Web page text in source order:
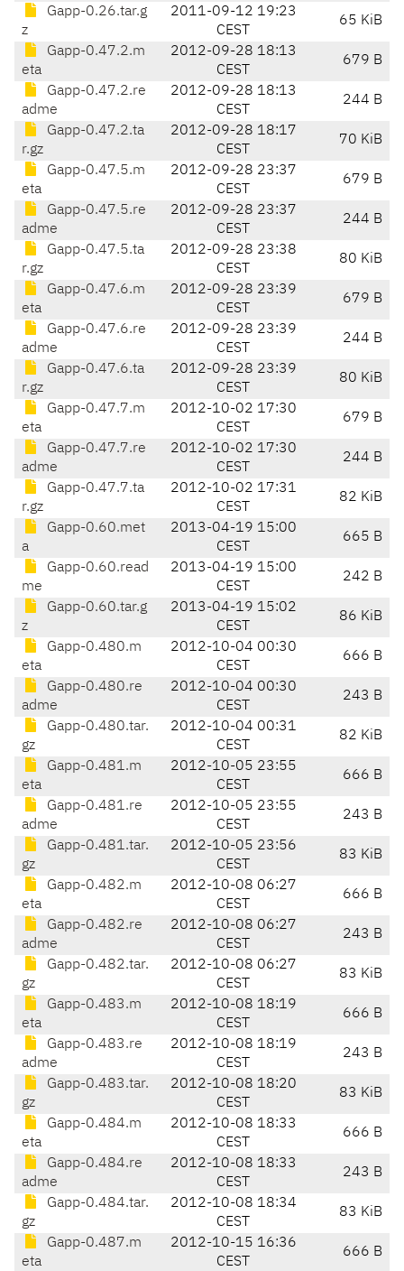
Gapp-0.26.tar.g
z
2011-09-12 19:23
CEST
65 KiB
Gapp-0.47.2.m
eta
2012-09-28 18:13
CEST
679 B
Gapp-0.47.2.re
adme
2012-09-28 18:13
CEST
244 B
Gapp-0.47.2.ta
r.gz
2012-09-28 18:17
CEST
70 KiB
Gapp-0.47.5.m
eta
2012-09-28 23:37
CEST
679 B
Gapp-0.47.5.re
adme
2012-09-28 23:37
CEST
244 B
Gapp-0.47.5.ta
r.gz
2012-09-28 23:38
CEST
80 KiB
Gapp-0.47.6.m
eta
2012-09-28 23:39
CEST
679 B
Gapp-0.47.6.re
adme
2012-09-28 23:39
CEST
244 B
Gapp-0.47.6.ta
r.gz
2012-09-28 23:39
CEST
80 KiB
Gapp-0.47.7.m
eta
2012-10-02 17:30
CEST
679 B
Gapp-0.47.7.re
adme
2012-10-02 17:30
CEST
244 B
Gapp-0.47.7.ta
r.gz
2012-10-02 17:31
CEST
82 KiB
Gapp-0.60.met
a
2013-04-19 15:00
CEST
665 B
Gapp-0.60.read
me
2013-04-19 15:00
CEST
242 B
Gapp-0.60.tar.g
z
2013-04-19 15:02
CEST
86 KiB
Gapp-0.480.m
eta
2012-10-04 00:30
CEST
666 B
Gapp-0.480.re
adme
2012-10-04 00:30
CEST
243 B
Gapp-0.480.tar.
gz
2012-10-04 00:31
CEST
82 KiB
Gapp-0.481.m
eta
2012-10-05 23:55
CEST
666 B
Gapp-0.481.re
adme
2012-10-05 23:55
CEST
243 B
Gapp-0.481.tar.
gz
2012-10-05 23:56
CEST
83 KiB
Gapp-0.482.m
eta
2012-10-08 06:27
CEST
666 B
Gapp-0.482.re
adme
2012-10-08 06:27
CEST
243 B
Gapp-0.482.tar.
gz
2012-10-08 06:27
CEST
83 KiB
Gapp-0.483.m
eta
2012-10-08 18:19
CEST
666 B
Gapp-0.483.re
adme
2012-10-08 18:19
CEST
243 B
Gapp-0.483.tar.
gz
2012-10-08 18:20
CEST
83 KiB
Gapp-0.484.m
eta
2012-10-08 18:33
CEST
666 B
Gapp-0.484.re
adme
2012-10-08 18:33
CEST
243 B
Gapp-0.484.tar.
gz
2012-10-08 18:34
CEST
83 KiB
Gapp-0.487.m
eta
2012-10-15 16:36
CEST
666 B